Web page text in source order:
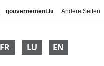
gouvernement.lu Andere Seiten
FR LU EN